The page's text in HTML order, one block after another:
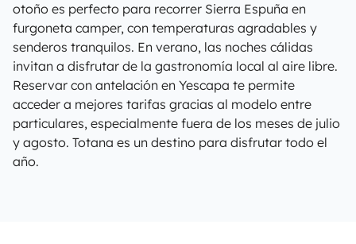
otoño es perfecto para recorrer Sierra Espuña en
furgoneta camper, con temperaturas agradables y
senderos tranquilos. En verano, las noches cálidas
invitan a disfrutar de la gastronomía local al aire libre.
Reservar con antelación en Yescapa te permite
acceder a mejores tarifas gracias al modelo entre
particulares, especialmente fuera de los meses de julio
y agosto. Totana es un destino para disfrutar todo el
año.